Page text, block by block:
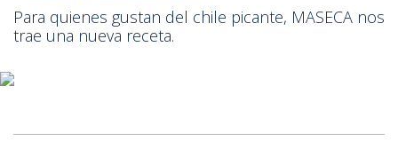
Para quienes gustan del chile picante, MASECA nos
trae una nueva receta.